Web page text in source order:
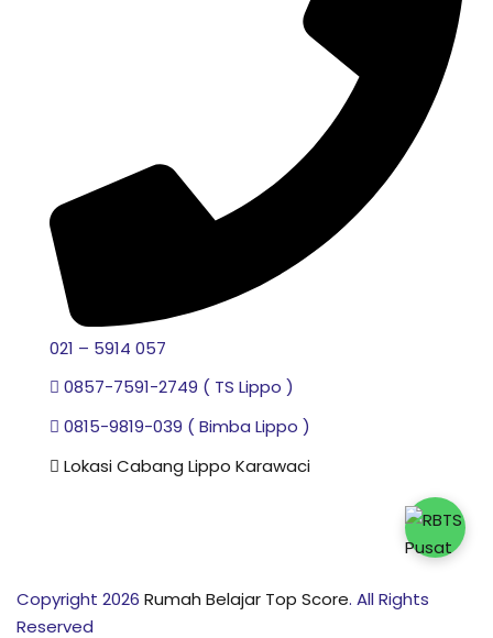
021 – 5914 057
0857-7591-2749 ( TS Lippo )
0815-9819-039 ( Bimba Lippo )
Lokasi Cabang Lippo Karawaci
Copyright 2026 Rumah Belajar Top Score. All Rights
Reserved